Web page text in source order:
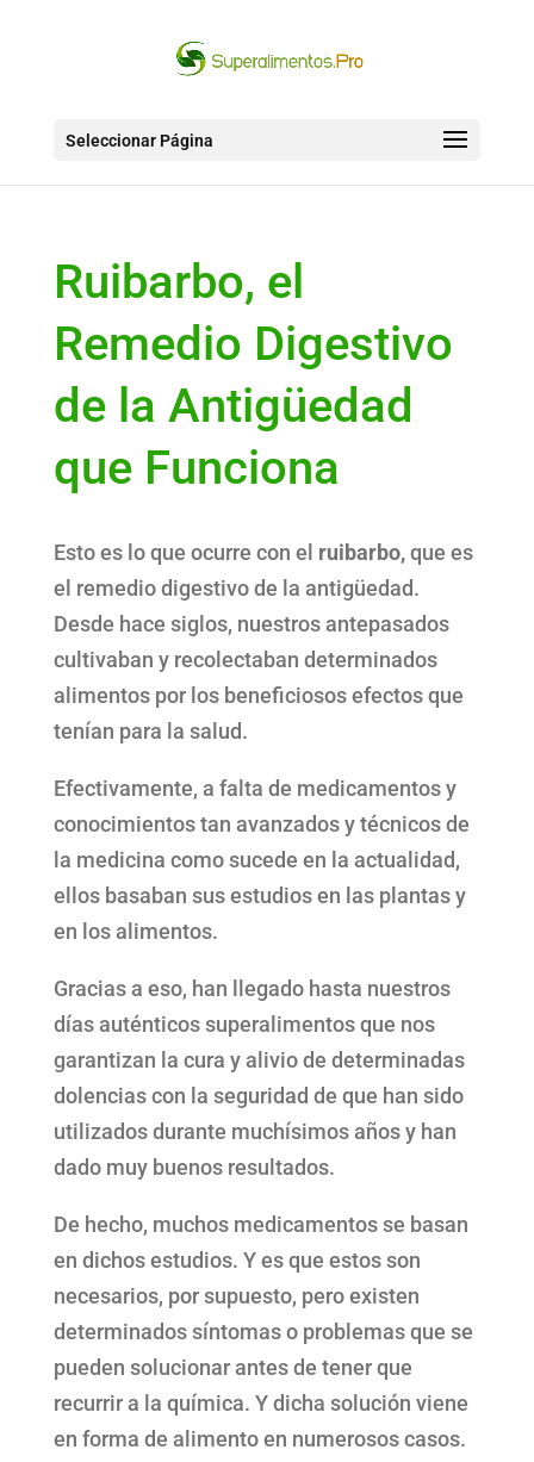
Seleccionar Página
Ruibarbo, el
Remedio Digestivo
de la Antigüedad
que Funciona
Esto es lo que ocurre con el ruibarbo,que es
el remedio digestivo de la antigüedad.
Desde hace siglos, nuestros antepasados
cultivaban y recolectaban determinados
alimentos por los beneficiosos efectos que
tenían para la salud.
Efectivamente, a falta de medicamentos y
conocimientos tan avanzados y técnicos de
la medicina como sucede en la actualidad,
ellos basaban sus estudios en las plantas y
en los alimentos.
Gracias a eso, han llegado hasta nuestros
días auténticos superalimentos que nos
garantizan la cura y alivio de determinadas
dolencias con la seguridad de que han sido
utilizados durante muchísimos años y han
dado muy buenos resultados.
De hecho, muchos medicamentos se basan
en dichos estudios. Y es que estos son
necesarios, por supuesto, pero existen
determinados síntomas o problemas que se
pueden solucionar antes de tener que
recurrir a la química. Y dicha solución viene
en forma de alimento en numerosos casos.